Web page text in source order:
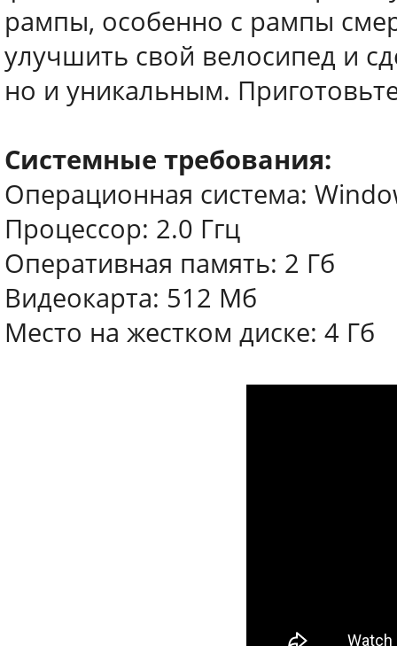
рампы, особенно с рампы
улучшить свой велосипед и
но и уникальным.
Системные требования:
Операционная система:
Процессор: 2.0 Ггц
Оперативная память: 2 Гб
Видеокарта: 512 Мб
Место на жестком диске: 4 Гб